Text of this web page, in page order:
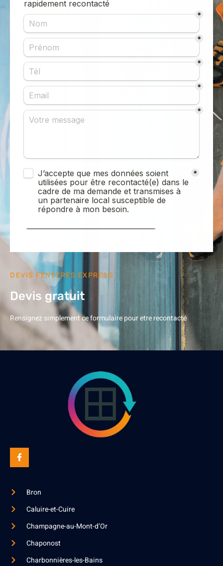
DEVIS FENÊTRES EXPRESS
Devis gratuit
Rensignez simplement ce formulaire pour etre recontacté
Bron
Caluire-et-Cuire
Champagne-au-Mont-d’Or
Chaponost
Charbonnières-les-Bains